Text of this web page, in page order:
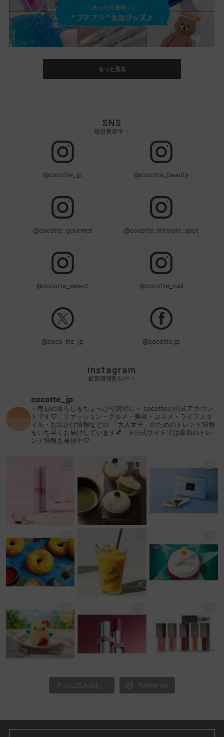
もっと見る
SNS
毎日更新中！
@cocotte_jp @cocotte_beauty
@cocotte_gourmet @cocotte_lifestyle_spot
@cocotte_select @cocotte_nail
@coco_tte_jp @cocotte.jp
instagram
最新情報配信中！
cocotte_jp
～毎日の暮らしをちょっぴり贅沢に～ cocotteの公式アカウン
トです♡
ファッション・グルメ・美容・コスメ・ライフスタ
イル・お出かけ情報などの 「大人女子」のためのトレンド情報
をいち早くお届けしています💕
↓公式サイトでは最新のトレ
ンド情報も発信中♡
さらに読み込む... Follow us